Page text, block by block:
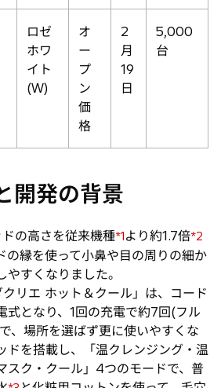
ロゼ
ホワ
イト
(W)
オ
ー
プ
ン
価
格
2
月
19
日
5,000
台
開発の背景
の高さを従来機種*1より約1.7倍*2
の縁を使って小鼻や目の周りの細か
すくなりました。
リエ ホット＆クール」は、コード
式となり、1回の充電で約7回(フル
、場所を選ばず更に使いやすくな
ドを搭載し、「温クレンジング・温
スク・クール」4つのモードで、普